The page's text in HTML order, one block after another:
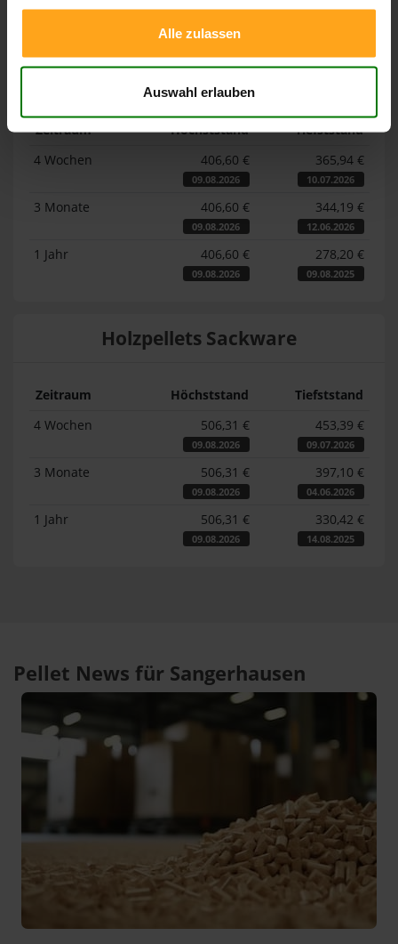
Alle zulassen
Auswahl erlauben
Zeitraum erreicht wurde.
Lose Holzpellets
Zeitraum Höchststand
Tiefststand
4 Wochen
406,60 €
09.08.2026
365,94 €
10.07.2026
3 Monate 406,60 €
09.08.2026
344,19 €
12.06.2026
1 Jahr 406,60 €
09.08.2026
278,20 €
09.08.2025
Holzpellets Sackware
Zeitraum Höchststand
Tiefststand
4 Wochen
506,31 €
09.08.2026
453,39 €
09.07.2026
3 Monate 506,31 €
09.08.2026
397,10 €
04.06.2026
1 Jahr 506,31 €
09.08.2026
330,42 €
14.08.2025
Pellet News für Sangerhausen